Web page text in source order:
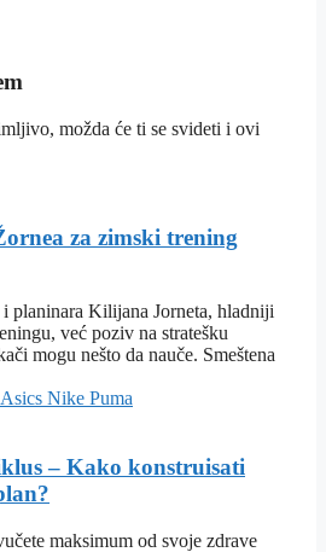
možda će ti se svideti i ovi
za zimski trening
planinara Kilijana Jorneta, hladniji
već poziv na stratešku
mogu nešto da nauče. Smeštena
Asics Nike Puma
– Kako konstruisati
maksimum od svoje zdrave